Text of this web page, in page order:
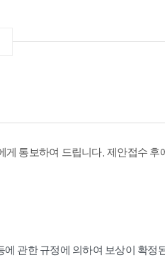
통보하여 드립니다. 제안접수 후
관한 규정에 의하여 보상이 확정